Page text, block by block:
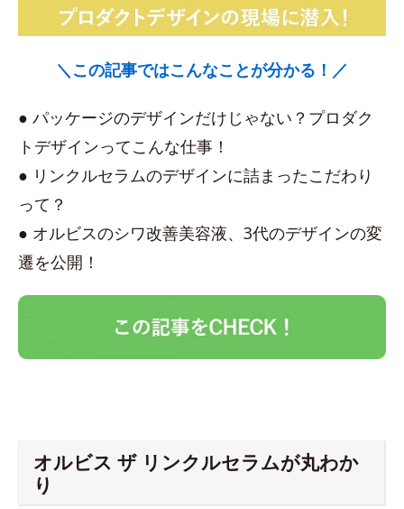
＼この記事ではこんなことが分かる！／
● パッケージのデザインだけじゃない？プロダク
トデザインってこんな仕事！
● リンクルセラムのデザインに詰まったこだわり
って？
● オルビスのシワ改善美容液、3代のデザインの変
遷を公開！
オルビス ザ リンクルセラムが丸わか
り